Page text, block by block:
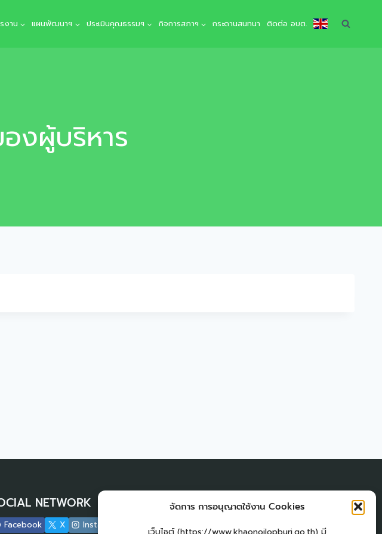
จัดการ การอนุญาตใช้งาน Cookies
งาน แผนพัฒนาฯ ประเมินคุณธรรมฯ กิจการสภาฯ กระดานสนทนา ติดต่อ อบต.
งผู้บริหาร
NETWORK
Facebook X Instagram
ผู้เยี่่ยมชมเว็บไซต์